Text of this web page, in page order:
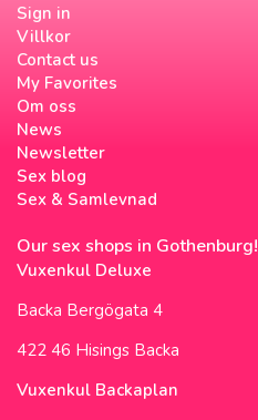
Sign in
Villkor
Contact us
My Favorites
Om oss
News
Newsletter
Sex blog
Sex & Samlevnad
Our sex shops in Gothenburg!
Vuxenkul Deluxe
Backa Bergögata 4
422 46 Hisings Backa
Vuxenkul Backaplan